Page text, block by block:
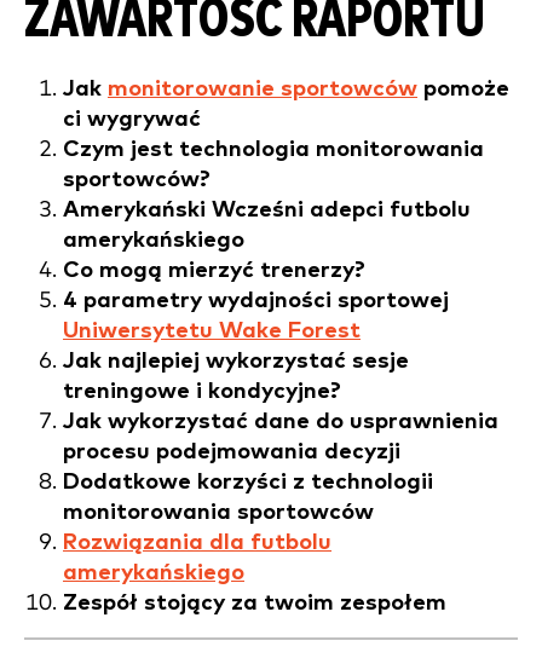
ZAWARTOŚĆ RAPORTU
Jak monitorowanie sportowców pomoże
ci wygrywać
Czym jest technologia monitorowania
sportowców?
Amerykański Wcześni adepci futbolu
amerykańskiego
Co mogą mierzyć trenerzy?
4 parametry wydajności sportowej
Uniwersytetu Wake Forest
Jak najlepiej wykorzystać sesje
treningowe i kondycyjne?
Jak wykorzystać dane do usprawnienia
procesu podejmowania decyzji
Dodatkowe korzyści z technologii
monitorowania sportowców
Rozwiązania dla futbolu
amerykańskiego
Zespół stojący za twoim zespołem